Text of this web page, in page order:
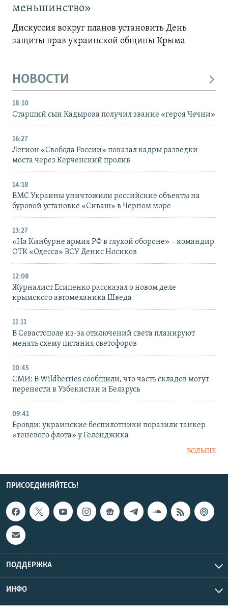
меньшинство»
Дискуссия вокруг планов установить День
защиты прав украинской общины Крыма
НОВОСТИ
18:10
Старший сын Кадырова получил звание «героя Чечни»
16:27
Легион «Свобода России» показал кадры разведки
моста через Керченский пролив
14:18
ВМС Украины уничтожили российские объекты на
буровой установке «Сиваш» в Черном море
13:27
«На Кинбурне армия РФ в глухой обороне» – командир
ОТК «Одесса» ВСУ Денис Носиков
12:08
Журналист Есипенко рассказал о новом деле
крымского автомеханика Шведа
11:11
В Севастополе из-за отключений света планируют
менять схему питания светофоров
10:45
СМИ: В Wildberries сообщили, что часть складов могут
перенести в Узбекистан и Беларусь
09:41
Бровди: украинские беспилотники поразили танкер
«теневого флота» у Геленджика
БОЛЬШЕ
ПРИСОЕДИНЯЙТЕСЬ!
ПОДДЕРЖКА
ИНФО